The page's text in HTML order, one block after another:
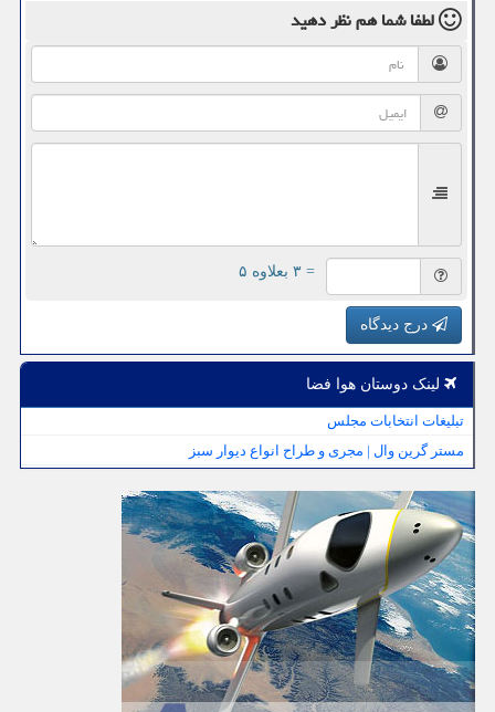
لطفا شما همنظر دهید
= ۳ بعلاوه ۵
درج دیدگاه
لینک دوستان هوا فضا
تبلیغات انتخابات مجلس
مستر گرین وال | مجری و طراح انواع دیوار سبز